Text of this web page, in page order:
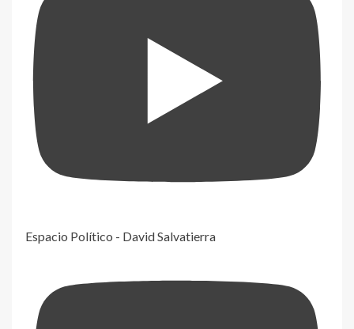
Espacio Político - David Salvatierra